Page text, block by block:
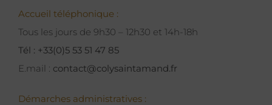
Accueil téléphonique :
Tous les jours de 9h30 – 12h30 et 14h-18h
Tél : +33(0)5 53 51 47 85
E.mail : contact@colysaintamand.fr
Démarches administratives :